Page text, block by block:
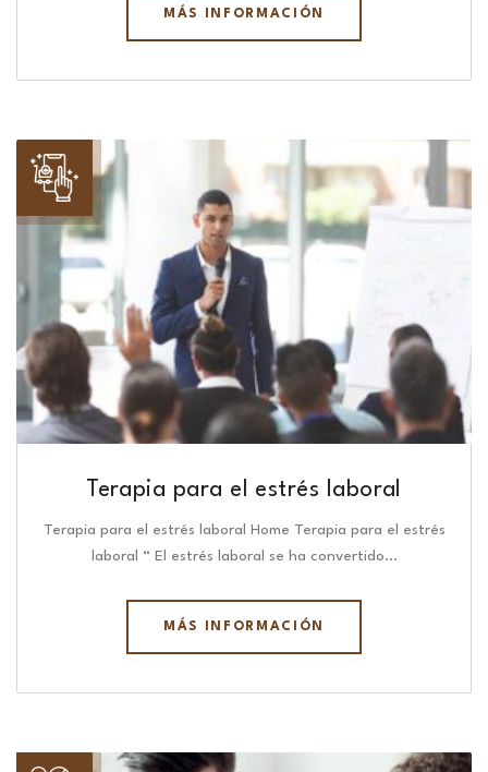
MÁS INFORMACIÓN
Terapia para el estrés laboral
Terapia para el estrés laboral Home Terapia para el estrés
laboral “ El estrés laboral se ha convertido…
MÁS INFORMACIÓN